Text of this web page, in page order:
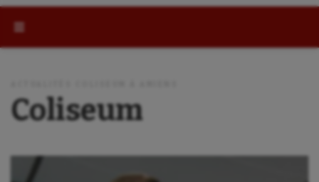
Coliseum